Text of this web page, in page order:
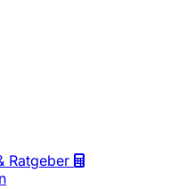
Ratgeber